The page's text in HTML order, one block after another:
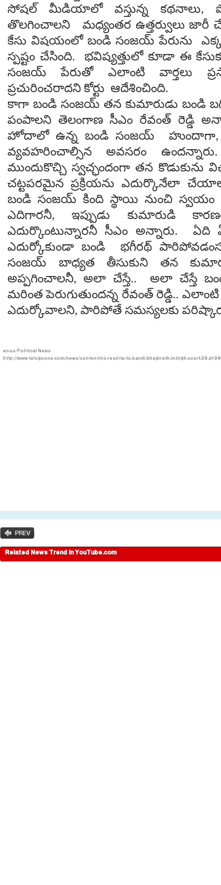
సోషల్ మీడియాలో వస్తున్న కథనాలు,
తొలగించాలని మధ్యంతర ఉత్తర్వులు జారీ
కేసు విషయంలో బండి సంజయ్ పేరును
స్పష్టం చేసింది. భవిష్యత్తులో కూడా ఈ
సంజయ్ పేరుతో ఎలాంటి వార్తలు
ప్రచురించరాదని కోర్టు ఆదేశించింది.
కాగా బండి సంజయ్ తన కుమారుడు బండి
పంపాలని తెలంగాణ సీఎం రేవంత్ రెడ్డి
హోదాలో ఉన్న బండి సంజయ్ హుందాగా,
వ్యవహరించాల్సిన అవసరం
ముందుకొచ్చి స్వచ్ఛందంగా తన కొడుకును
చట్టపరమైన ప్రక్రియను ఎదుర్కొనేలా
బండి సంజయ్ కింది స్థాయి నుంచి
ఎదిగారనీ, ఇప్పుడు కుమారుడి
ఎదుర్కొంటున్నారనీ సీఎం అన్నారు.
ఎదుర్కోకుండా బండి భగీరథ్
సంజయ్ బాధ్యత తీసుకుని తన
అప్పగించాలనీ, అలా చేస్తే.. అలా చేస్తే
మరింత పెరుగుతుందన్న రేవంత్ రెడ్డి..
ఎదుర్కోవాలని, పారిపోతే సమస్యలకు
en-usPolitical News
http://www.teluguone.com/news/content/no-respite-to-bandi-bhagirath-in-high-court-39-